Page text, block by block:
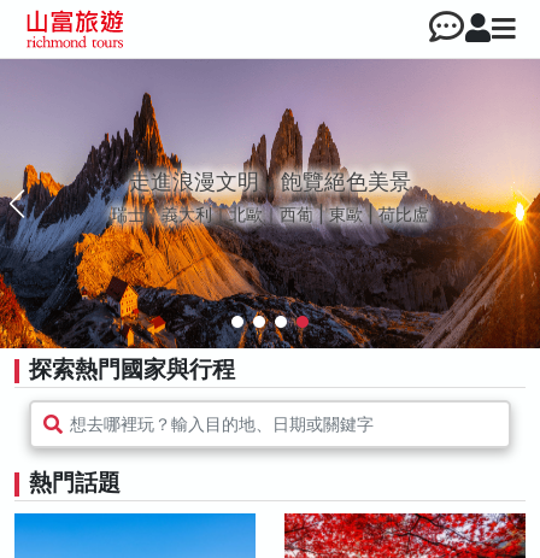
走進浪漫文明，飽覽絕色美景
瑞士｜義大利｜北歐｜西葡 | 東歐 | 荷比盧
探索熱門國家與行程
想去哪裡玩？輸入目的地、日期或關鍵字
熱門話題